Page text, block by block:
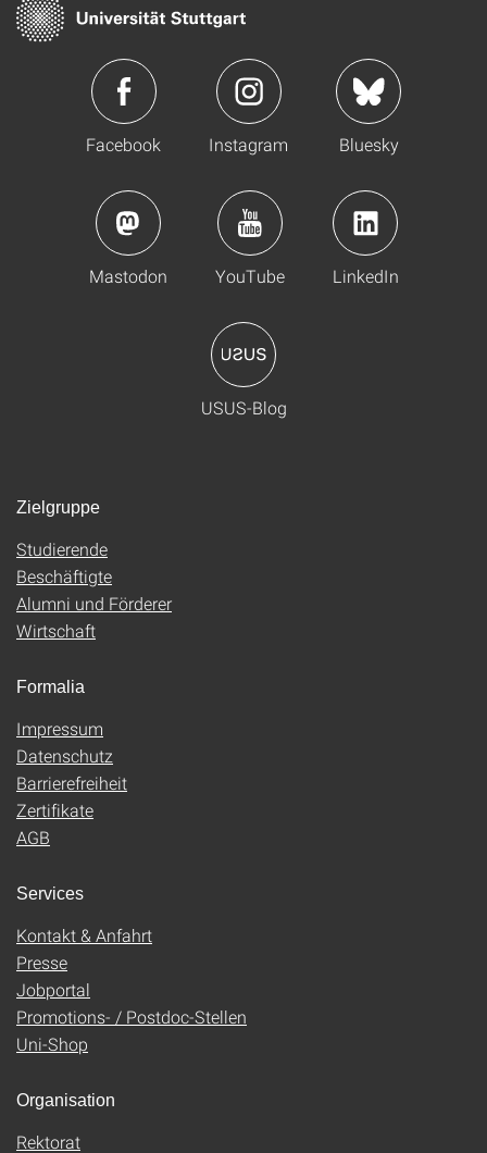
Facebook Instagram Bluesky
Mastodon YouTube LinkedIn
USUS-Blog
Zielgruppe
Studierende
Beschäftigte
Alumni und Förderer
Wirtschaft
Formalia
Impressum
Datenschutz
Barrierefreiheit
Zertifikate
AGB
Services
Kontakt & Anfahrt
Presse
Jobportal
Promotions- / Postdoc-Stellen
Uni-Shop
Organisation
Rektorat